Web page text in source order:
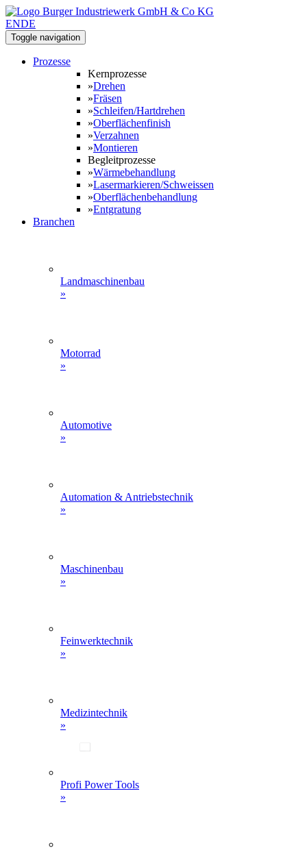
ENDE
Toggle navigation
Prozesse
Kernprozesse
»Drehen
»Fräsen
»Schleifen/Hartdrehen
»Oberflächenfinish
»Verzahnen
»Montieren
Begleitprozesse
»Wärmebehandlung
»Lasermarkieren/Schweissen
»Oberflächenbehandlung
»Entgratung
Branchen
Landmaschinenbau
»
Motorrad
»
Automotive
»
Automation & Antriebstechnik
»
Maschinenbau
»
Feinwerktechnik
»
Medizintechnik
»
Profi Power Tools
»